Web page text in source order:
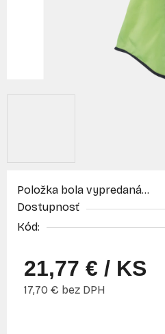
Položka bola vypredaná…
Dostupnosť
Kód:
21,77 € / KS
17,70 € bez DPH